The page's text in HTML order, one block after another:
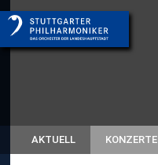
AKTUELL KONZERTE